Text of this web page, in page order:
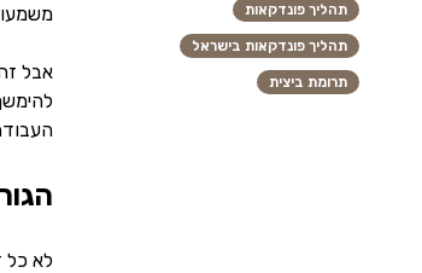
אבל
לא כל
תהליך פונדקאות
תהליך פונדקאות בישראל
תרומת ביצית